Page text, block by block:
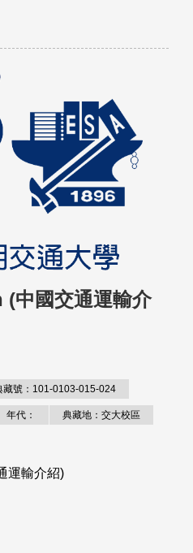
中國交通運輸介
藏號：101-0103-015-024
年代： 典藏地：交大校區
運輸介紹)